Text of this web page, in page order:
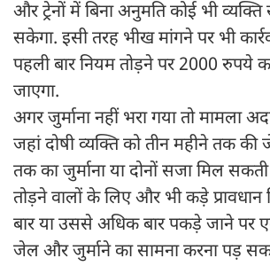
और ट्रेनों में बिना अनुमति कोई भी
सकेगा. इसी तरह भीख मांगने पर भी
पहली बार नियम तोड़ने पर 2000 रुपये
जाएगा.
अगर जुर्माना नहीं भरा गया तो मामला
जहां दोषी व्यक्ति को तीन महीने तक
तक का जुर्माना या दोनों सजा मिल
तोड़ने वालों के लिए और भी कड़े प्रावधान
बार या उससे अधिक बार पकड़े जाने पर
जेल और जुर्माने का सामना करना पड़